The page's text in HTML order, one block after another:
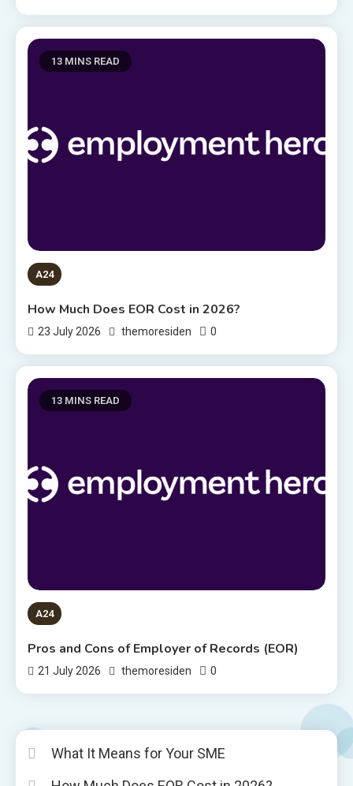
13 MINS READ
A24
How Much Does EOR Cost in 2026?
23 July 2026 themoresiden 0
13 MINS READ
A24
Pros and Cons of Employer of Records (EOR)
21 July 2026 themoresiden 0
What It Means for Your SME